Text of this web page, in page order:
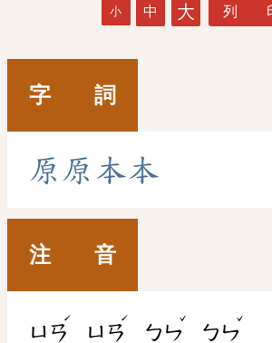
小 中 大 列
字 詞
原 原 本本
注 音
ㄩㄢ
ˊ
ㄩㄢ
ˊ
ㄅㄣ
ˇ
ㄅㄣ
ˇ